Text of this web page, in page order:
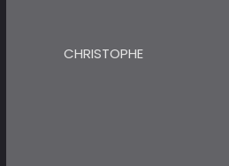
CHRISTOPHE